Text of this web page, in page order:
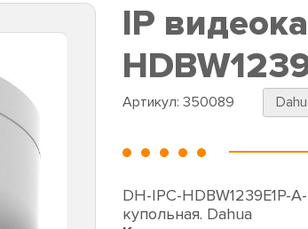
IP
Артикул: 350089
DH-IPC-HDBW1239E1P-
купольная. Dahua